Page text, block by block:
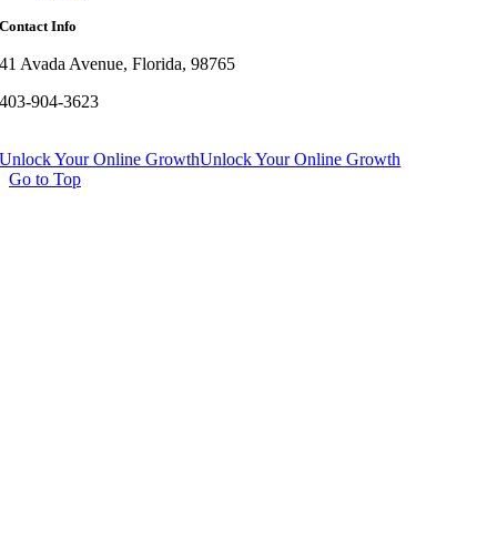
Contact Info
41 Avada Avenue, Florida, 98765
403-904-3623
Unlock Your Online GrowthUnlock Your Online Growth
Go to Top